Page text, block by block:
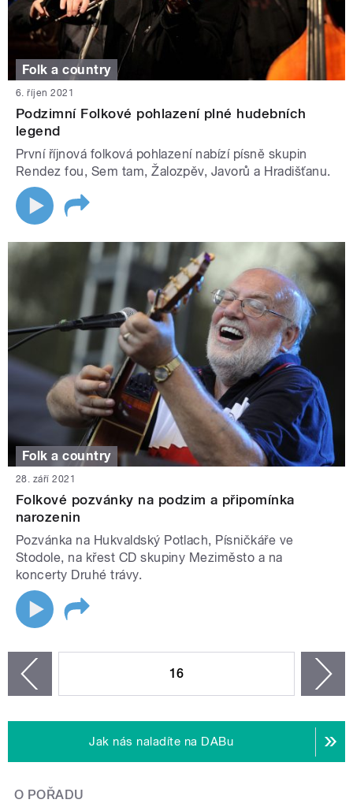
Folk a country
6. říjen 2021
Podzimní Folkové pohlazení plné hudebních
legend
První říjnová folková pohlazení nabízí písně skupin
Rendez fou, Sem tam, Žalozpěv, Javorů a Hradišťanu.
Folk a country
28. září 2021
Folkové pozvánky na podzim a připomínka
narozenin
Pozvánka na Hukvaldský Potlach, Písničkáře ve
Stodole, na křest CD skupiny Meziměsto a na
koncerty Druhé trávy.
16
Jak nás naladíte na DABu
O POŘADU